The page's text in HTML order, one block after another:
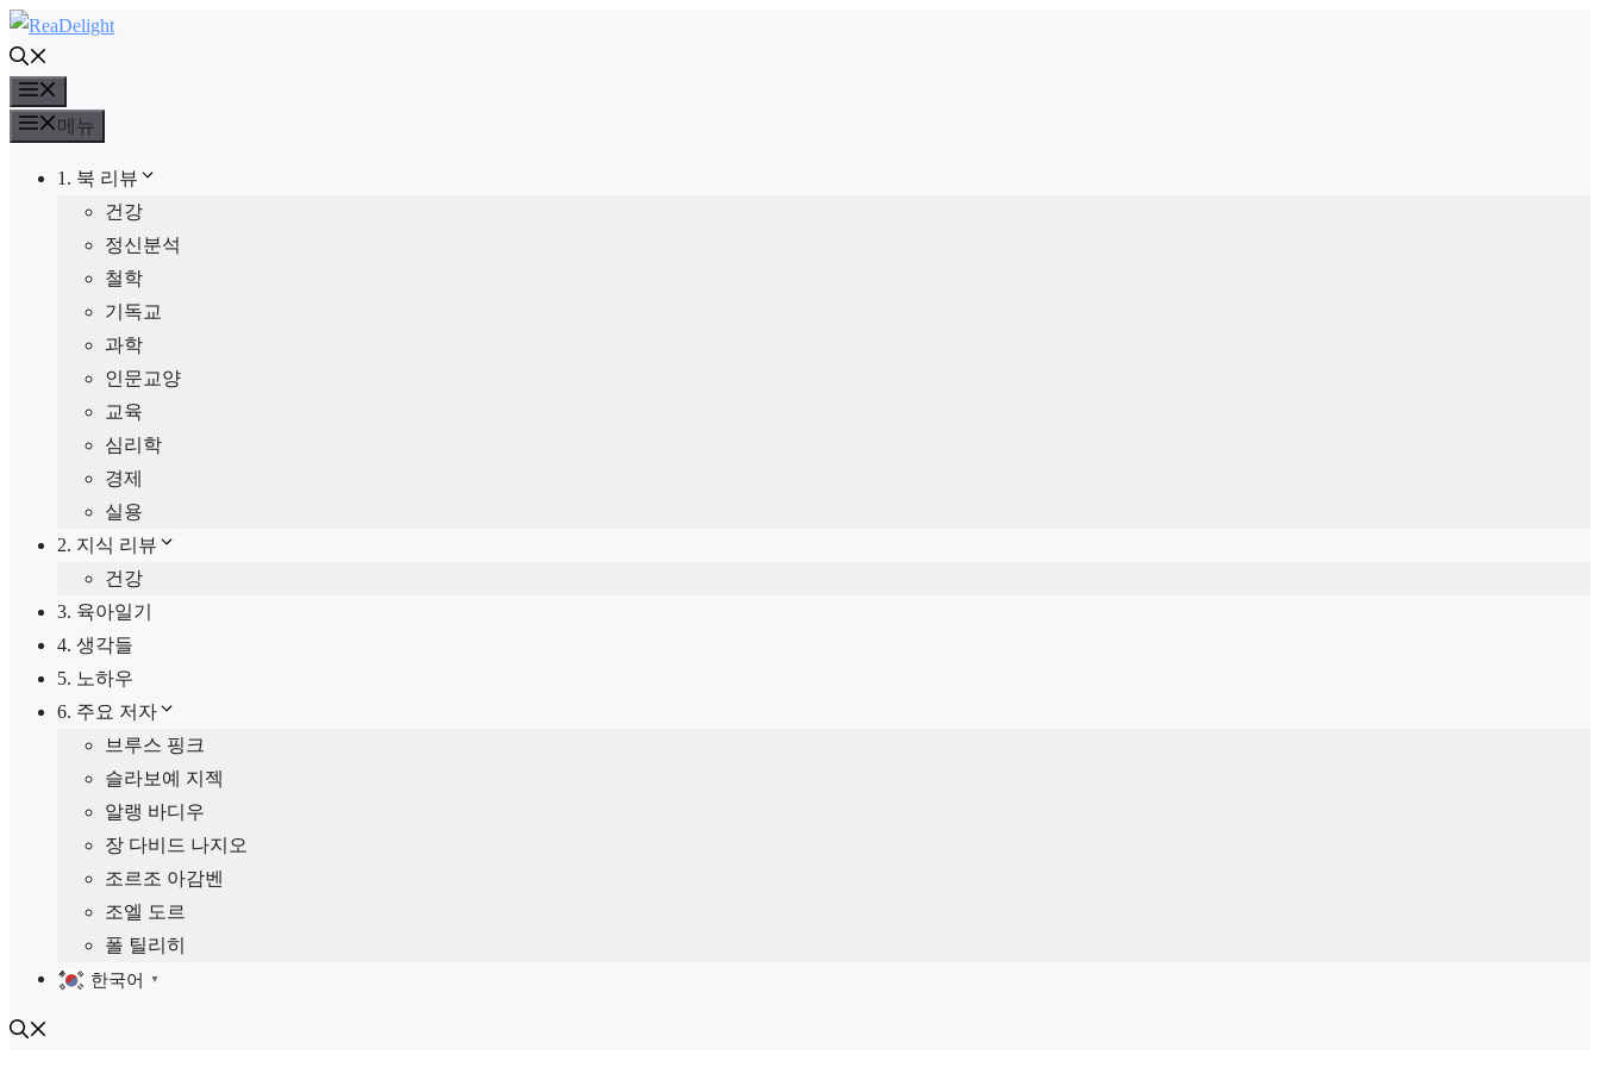
컨
텐
츠
로
뉴
메뉴
1. 북 리뷰
건강
정신분석
철학
기독교
과학
인문교양
교육
심리학
경제
실용
2. 지식 리뷰
건강
3. 육아일기
4. 생각들
5. 노하우
6. 주요 저자
브루스 핑크
슬라보예 지젝
알랭 바디우
장 다비드 나지오
조르조 아감벤
조엘 도르
폴 틸리히
한국어 ▼